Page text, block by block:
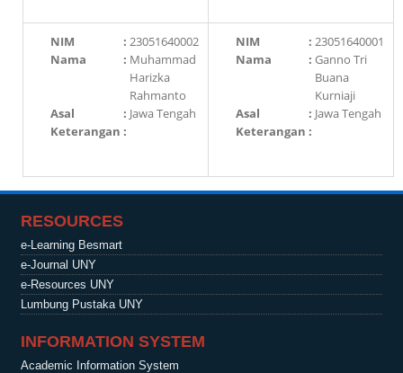
NIM : 23051640002
Nama
: Muhammad
Harizka
Rahmanto
Asal
: Jawa Tengah
Keterangan :
NIM : 23051640001
Nama
: Ganno Tri
Buana
Kurniaji
Asal
: Jawa Tengah
Keterangan :
RESOURCES
e-Learning Besmart
e-Journal UNY
e-Resources UNY
Lumbung Pustaka UNY
INFORMATION SYSTEM
Academic Information System